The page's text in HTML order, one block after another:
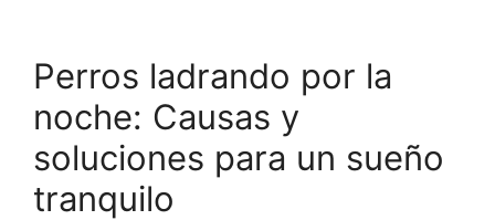
Perros ladrando por la
noche: Causas y
soluciones para un sueño
tranquilo